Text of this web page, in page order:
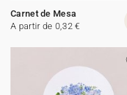
Carnet de Mesa
A partir de 0,32 €